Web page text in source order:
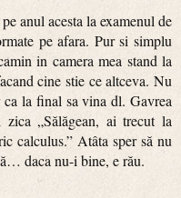
acesta la examenul de
pe afara. Pur si simplu
in camera mea stand la
cine stie ce altceva. Nu
la final sa vina dl. Gavrea
„Sălăgean, ai trecut la
calculus.” Atâta sper să nu
daca nu-i bine, e rău.